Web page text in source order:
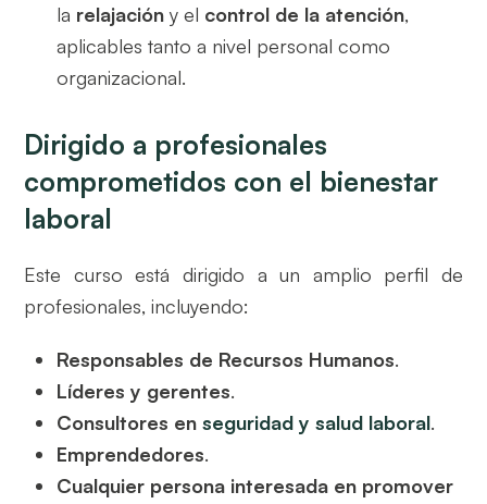
la relajación y el control de la atención,
aplicables tanto a nivel personal como
organizacional.
Dirigido a profesionales
comprometidos con el bienestar
laboral
Este curso está dirigido a un amplio perfil de
profesionales, incluyendo:
Responsables de Recursos Humanos.
Líderes y gerentes.
Consultores enseguridad y salud laboral.
Emprendedores.
Cualquier persona interesada en promover